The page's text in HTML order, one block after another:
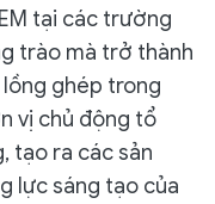
tại các trường
trào mà trở thành
ghép trong
vị chủ động tổ
tạo ra các sản
lực sáng tạo của